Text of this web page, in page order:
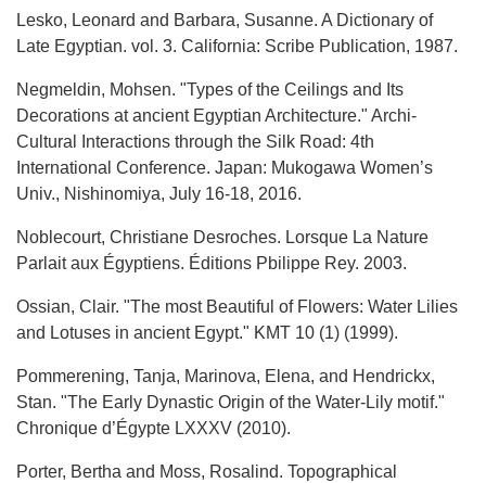
Lesko, Leonard and Barbara, Susanne. A Dictionary of
Late Egyptian. vol. 3. California: Scribe Publication, 1987.
Negmeldin, Mohsen. "Types of the Ceilings and Its
Decorations at ancient Egyptian Architecture." Archi-
Cultural Interactions through the Silk Road: 4th
International Conference. Japan: Mukogawa Women’s
Univ., Nishinomiya, July 16-18, 2016.
Noblecourt, Christiane Desroches. Lorsque La Nature
Parlait aux Égyptiens. Éditions Pbilippe Rey. 2003.
Ossian, Clair. "The most Beautiful of Flowers: Water Lilies
and Lotuses in ancient Egypt." KMT 10 (1) (1999).
Pommerening, Tanja, Marinova, Elena, and Hendrickx,
Stan. "The Early Dynastic Origin of the Water-Lily motif."
Chronique d’Égypte LXXXV (2010).
Porter, Bertha and Moss, Rosalind. Topographical